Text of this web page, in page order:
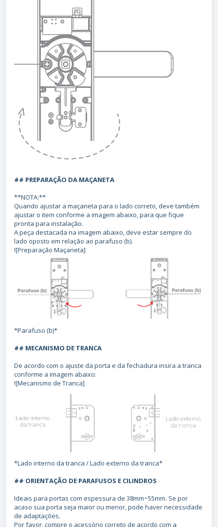
## PREPARAÇÃO DA MAÇANETA
**NOTA:**
Quando ajustar a maçaneta para o lado correto, deve também
ajustar o item conforme a imagem abaixo, para que fique
pronta para instalação.
A peça destacada na imagem abaixo, deve estar sempre do
lado oposto em relação ao parafuso (b).
![Preparação Maçaneta]
*Parafuso (b)*
## MECANISMO DE TRANCA
De acordo com o ajuste da porta e da fechadura insira a tranca
conforme a imagem abaixo:
![Mecanismo de Tranca]
*Lado interno da tranca / Lado externo da tranca*
## ORIENTAÇÃO DE PARAFUSOS E CILINDROS
Ideais para portas com espessura de 38mm~55mm. Se por
acaso sua porta seja maior ou menor, pode haver necessidade
de adaptações.
Por favor, compre o acessório correto de acordo com a